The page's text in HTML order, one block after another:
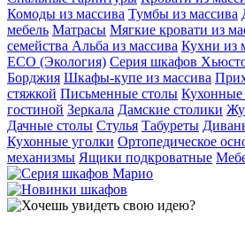
Комоды из массива Тумбы из массива
мебель Матрасы Мягкие кровати из
семейства Альба из массива Кухни из
ECO (Экология) Серия шкафов
Борджия Шкафы-купе из массива
стяжкой Письменные столы Кухонные
гостиной Зеркала Дамские столики
Дачные столы Стулья Табуреты
Кухонные уголки Ортопедическое
механизмы Ящики подкроватные